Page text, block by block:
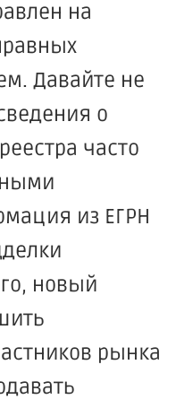
на
Давайте не
о
часто
из ЕГРН
новый
рынка